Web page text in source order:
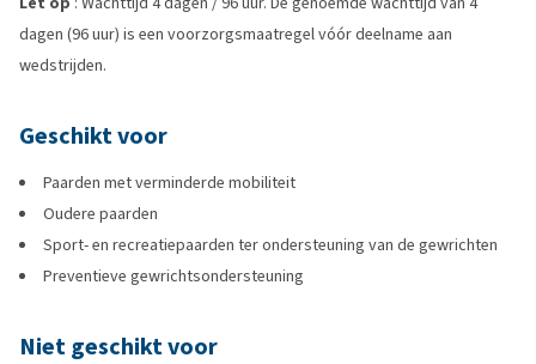
dagen (96 uur) is een voorzorgsmaatregel vóór deelname aan
wedstrijden.
Geschikt voor
Paarden met verminderde mobiliteit
Oudere paarden
Sport- en recreatiepaarden ter ondersteuning van de gewrichten
Preventieve gewrichtsondersteuning
Niet geschikt voor